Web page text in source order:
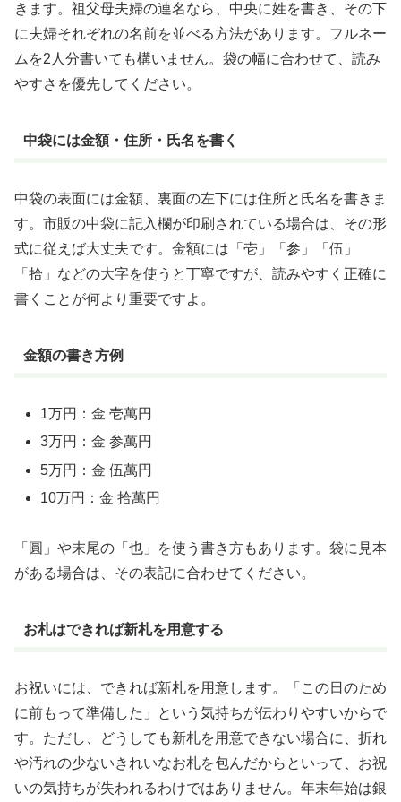
きます。祖父母夫婦の連名なら、中央に姓を書き、その下
に夫婦それぞれの名前を並べる方法があります。フルネー
ムを2人分書いても構いません。袋の幅に合わせて、読み
やすさを優先してください。
中袋には金額・住所・氏名を書く
中袋の表面には金額、裏面の左下には住所と氏名を書きま
す。市販の中袋に記入欄が印刷されている場合は、その形
式に従えば大丈夫です。金額には「壱」「参」「伍」
「拾」などの大字を使うと丁寧ですが、読みやすく正確に
書くことが何より重要ですよ。
金額の書き方例
1万円：金 壱萬円
3万円：金 参萬円
5万円：金 伍萬円
10万円：金 拾萬円
「圓」や末尾の「也」を使う書き方もあります。袋に見本
がある場合は、その表記に合わせてください。
お札はできれば新札を用意する
お祝いには、できれば新札を用意します。「この日のため
に前もって準備した」という気持ちが伝わりやすいからで
す。ただし、どうしても新札を用意できない場合に、折れ
や汚れの少ないきれいなお札を包んだからといって、お祝
いの気持ちが失われるわけではありません。年末年始は銀